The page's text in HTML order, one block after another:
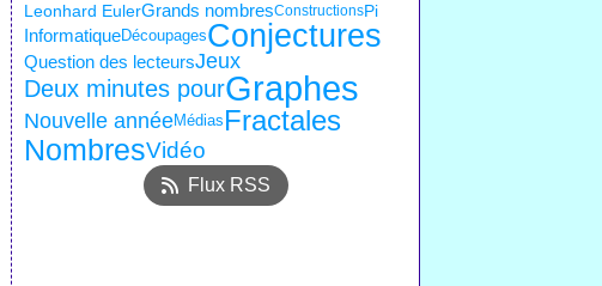
Leonhard EulerGrands nombresConstructionsPi
InformatiqueDécoupagesConjectures
Question des lecteursJeux
Deux minutes pourGraphes
Nouvelle annéeMédias Fractales
NombresVidéo
Flux RSS